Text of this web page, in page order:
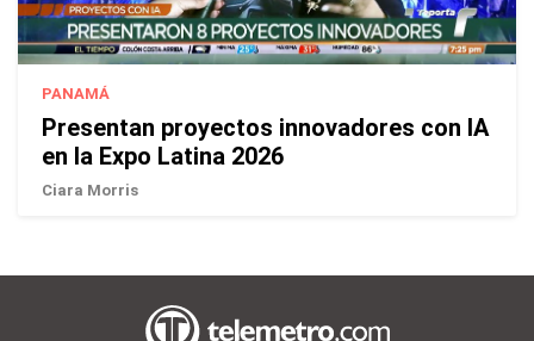
PANAMÁ
Presentan proyectos innovadores con IA
en la Expo Latina 2026
Ciara Morris